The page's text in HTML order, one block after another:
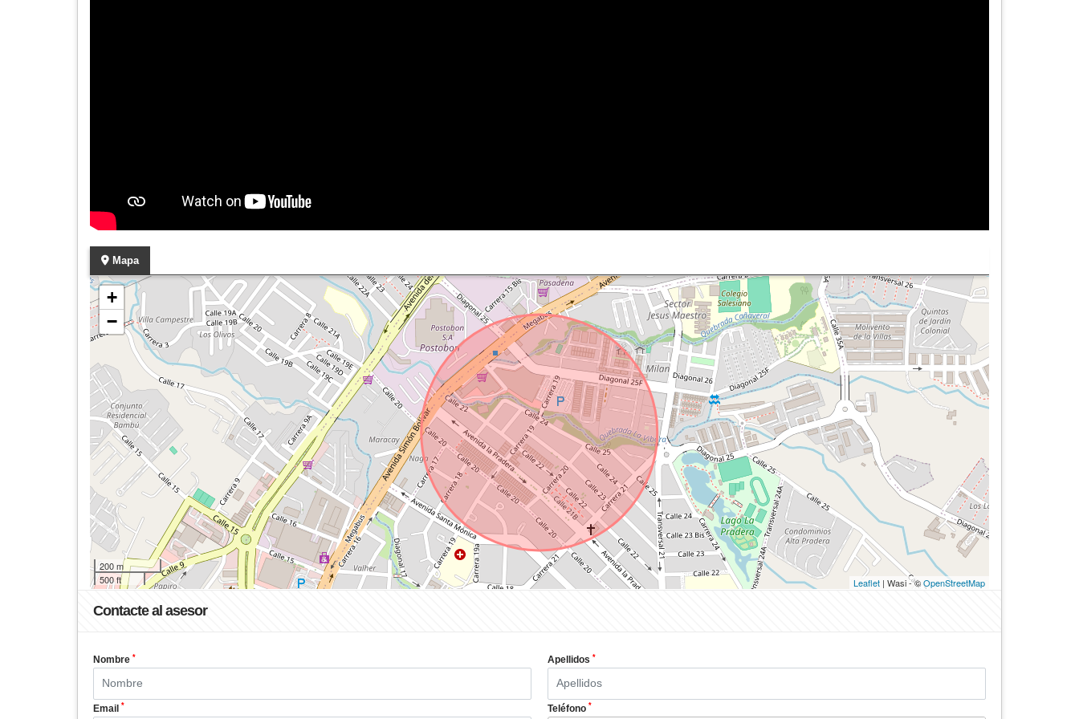
Mapa
+
−
200 m
500 ft
Leaflet | Wasi - ©OpenStreetMap
Contacte al asesor
Nombre * Apellidos *
Email * Teléfono *